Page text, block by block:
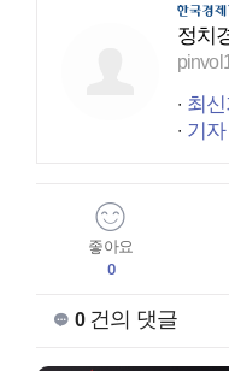
정치
최
기
좋아요
0
0건의 댓글